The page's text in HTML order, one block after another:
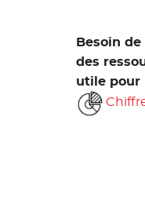
Besoin
des
utile pour